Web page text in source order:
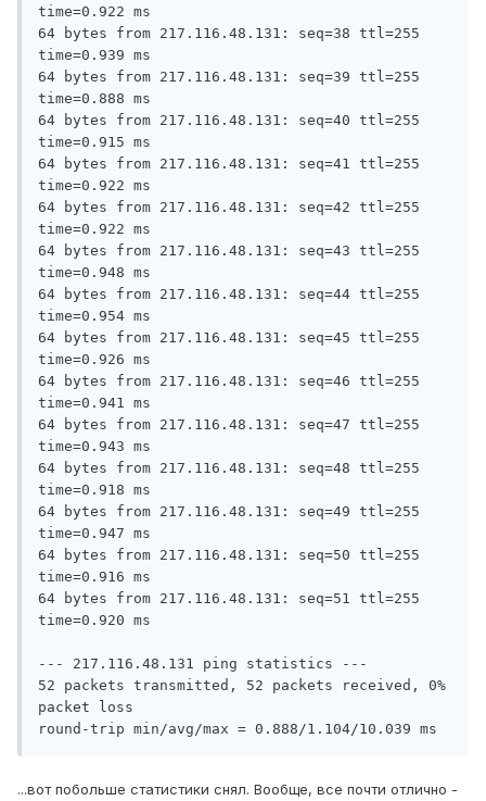
time=0.922 ms
64 bytes from 217.116.48.131: seq=38 ttl=255
time=0.939 ms
64 bytes from 217.116.48.131: seq=39 ttl=255
time=0.888 ms
64 bytes from 217.116.48.131: seq=40 ttl=255
time=0.915 ms
64 bytes from 217.116.48.131: seq=41 ttl=255
time=0.922 ms
64 bytes from 217.116.48.131: seq=42 ttl=255
time=0.922 ms
64 bytes from 217.116.48.131: seq=43 ttl=255
time=0.948 ms
64 bytes from 217.116.48.131: seq=44 ttl=255
time=0.954 ms
64 bytes from 217.116.48.131: seq=45 ttl=255
time=0.926 ms
64 bytes from 217.116.48.131: seq=46 ttl=255
time=0.941 ms
64 bytes from 217.116.48.131: seq=47 ttl=255
time=0.943 ms
64 bytes from 217.116.48.131: seq=48 ttl=255
time=0.918 ms
64 bytes from 217.116.48.131: seq=49 ttl=255
time=0.947 ms
64 bytes from 217.116.48.131: seq=50 ttl=255
time=0.916 ms
64 bytes from 217.116.48.131: seq=51 ttl=255
time=0.920 ms
--- 217.116.48.131 ping statistics ---
52 packets transmitted, 52 packets received, 0%
packet loss
...вот побольше статистики снял. Вообще, все почти отлично -